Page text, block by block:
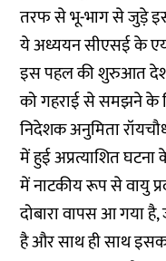
तरफ से भू-भाग से जुड़े
ये अध्ययन सीएसई के
इस पहल की शुरुआत
को गहराई से समझने के
निदेशक अनुमिता
में हुई अप्रत्याशित
में नाटकीय रूप से वायु
दोबारा वापस आ गया है,
है और साथ ही साथ